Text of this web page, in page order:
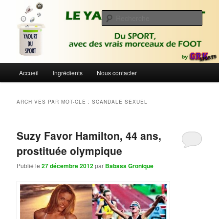
contenu
contenu
secondaireLe Yaourt du Sport
Du sport avec des vrais morceaux de foot | Gronique's Sports Blog
principal
Accueil Ingrédients Nous contacter
ARCHIVES PAR MOT-CLÉ :SCANDALE SEXUEL
Suzy Favor Hamilton, 44 ans,
prostituée olympique
Publié le27 décembre 2012par Babass Gronique